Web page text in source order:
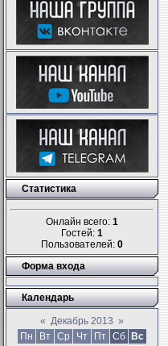
Статистика
Онлайн всего: 1
Гостей: 1
Пользователей: 0
Форма входа
Календарь
« Декабрь 2013 »
Пн
Вт Ср Чт Пт Сб
Вс